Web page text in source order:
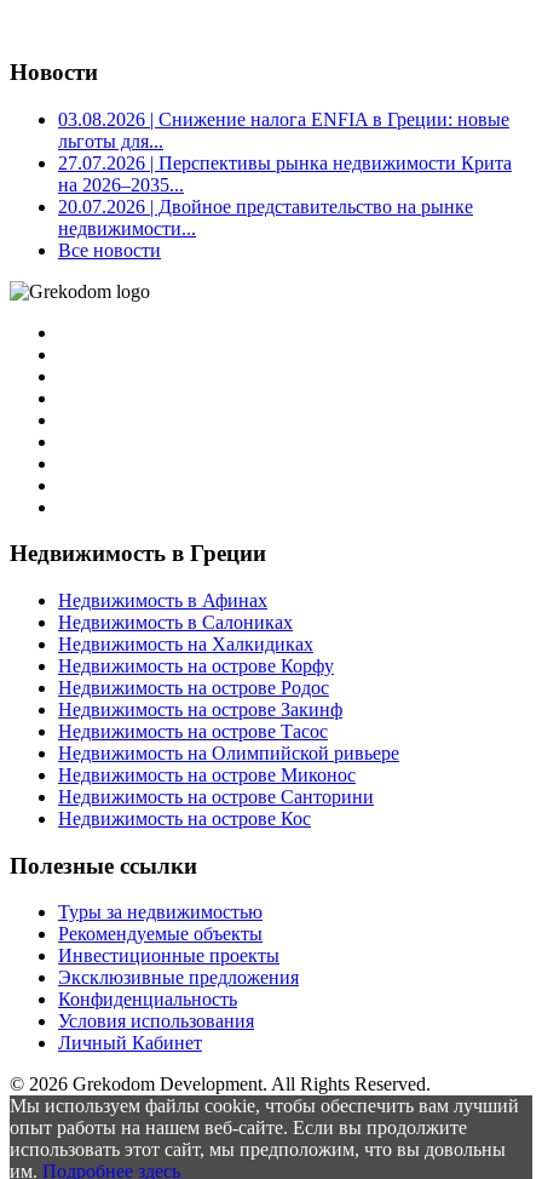
Новости
03.08.2026 | Снижение налога ENFIA в Греции: новые
льготы для...
27.07.2026 | Перспективы рынка недвижимости Крита
на 2026–2035...
20.07.2026 | Двойное представительство на рынке
недвижимости...
Все новости
Недвижимость в Греции
Недвижимость в Афинах
Недвижимость в Салониках
Недвижимость на Халкидиках
Недвижимость на острове Корфу
Недвижимость на острове Родос
Недвижимость на острове Закинф
Недвижимость на острове Тасос
Недвижимость на Олимпийской ривьере
Недвижимость на острове Миконос
Недвижимость на острове Санторини
Недвижимость на острове Кос
Полезные ссылки
Туры за недвижимостью
Рекомендуемые объекты
Инвестиционные проекты
Эксклюзивные предложения
Конфиденциальность
Условия использования
Личный Кабинет
© 2026 Grekodom Development. All Rights Reserved.
Мы используем файлы cookie, чтобы обеспечить вам лучший
опыт работы на нашем веб-сайте. Если вы продолжите
использовать этот сайт, мы предположим, что вы довольны
им. Подробнее здесь